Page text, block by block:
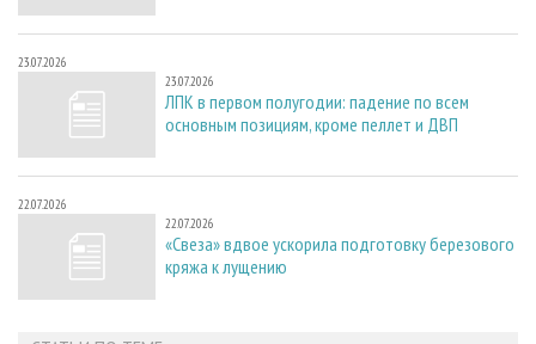
23.07.2026
23.07.2026
ЛПК в первом полугодии: падение по всем
основным позициям, кроме пеллет и ДВП
22.07.2026
22.07.2026
«Свеза» вдвое ускорила подготовку березового
кряжа к лущению